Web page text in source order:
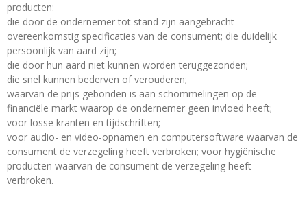
producten:
die door de ondernemer tot stand zijn aangebracht
overeenkomstig specificaties van de consument; die duidelijk
persoonlijk van aard zijn;
die door hun aard niet kunnen worden teruggezonden;
die snel kunnen bederven of verouderen;
waarvan de prijs gebonden is aan schommelingen op de
financiële markt waarop de ondernemer geen invloed heeft;
voor losse kranten en tijdschriften;
voor audio- en video-opnamen en computersoftware waarvan de
consument de verzegeling heeft verbroken; voor hygiënische
producten waarvan de consument de verzegeling heeft
verbroken.